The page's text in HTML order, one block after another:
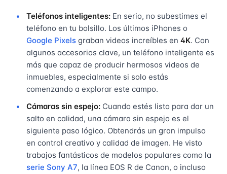
Teléfonos inteligentes: En serio, no subestimes el
teléfono en tu bolsillo. Los últimos iPhones o
Google Pixels graban videos increíbles en 4K. Con
algunos accesorios clave, un teléfono inteligente es
más que capaz de producir hermosos videos de
inmuebles, especialmente si solo estás
comenzando a explorar este campo.
Cámaras sin espejo: Cuando estés listo para dar un
salto en calidad, una cámara sin espejo es el
siguiente paso lógico. Obtendrás un gran impulso
en control creativo y calidad de imagen. He visto
trabajos fantásticos de modelos populares como la
serie Sony A7, la línea EOS R de Canon, o incluso